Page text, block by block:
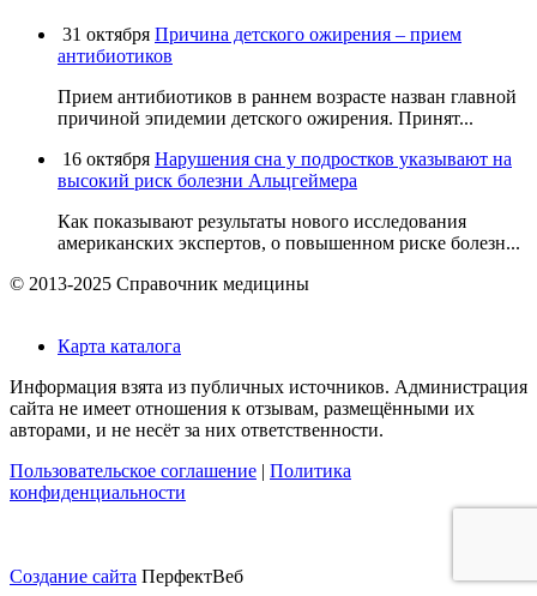
31 октября Причина детского ожирения – прием
антибиотиков
Прием антибиотиков в раннем возрасте назван главной
причиной эпидемии детского ожирения. Принят...
16 октября Нарушения сна у подростков указывают на
высокий риск болезни Альцгеймера
Как показывают результаты нового исследования
американских экспертов, о повышенном риске болезн...
© 2013-2025 Справочник медицины
Карта каталога
Информация взята из публичных источников. Администрация
сайта не имеет отношения к отзывам, размещёнными их
авторами, и не несёт за них ответственности.
Пользовательское соглашение | Политика
конфиденциальности
Создание сайта ПерфектВеб